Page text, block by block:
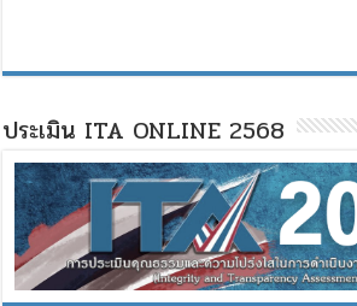
ประเมิน ITA ONLINE 2568